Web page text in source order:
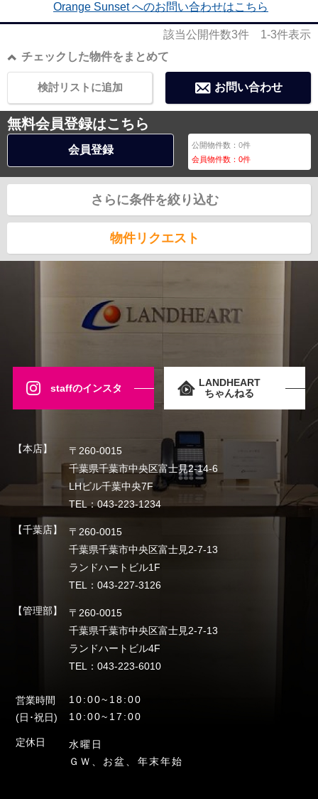
Orange Sunset へのお問い合わせはこちら
該当公開件数3件 1-3件表示
チェックした物件をまとめて
お問い合わせ
検討リストに追加
無料会員登録はこちら
会員登録 公開物件数：0件
会員物件数：0件
さらに条件を絞り込む
物件リクエスト
staffのインスタ
LANDHEART
ちゃんねる
【本店】
〒260-0015
千葉県千葉市中央区富士見2-14-6
LHビル千葉中央7F
TEL：043-223-1234
【千葉店】
〒260-0015
千葉県千葉市中央区富士見2-7-13
ランドハートビル1F
TEL：043-227-3126
【管理部】
〒260-0015
千葉県千葉市中央区富士見2-7-13
ランドハートビル4F
TEL：043-223-6010
営業時間
10:00~18:00
(日･祝日)
10:00~17:00
定休日
水曜日
ＧＷ、お盆、年末年始